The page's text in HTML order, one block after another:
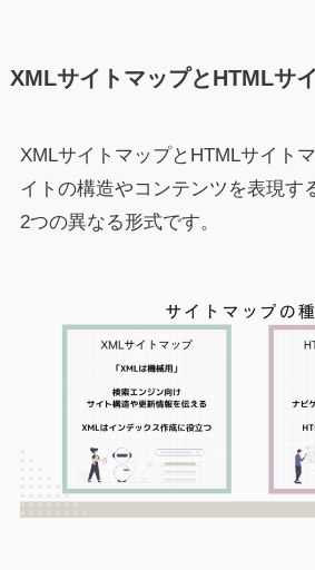
XMLサイトマップとHTMLサ
XMLサイトマップとHTMLサイト
イトの構造やコンテンツを表現す
2つの異なる形式です。